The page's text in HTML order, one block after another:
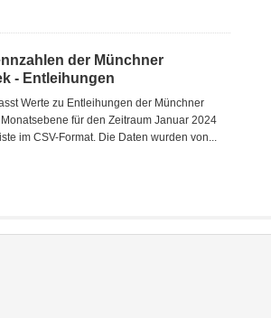
der Münchner
- Entleihungen
Werte zu Entleihungen der Münchner
für den Zeitraum Januar 2024
im CSV-Format. Die Daten wurden von...